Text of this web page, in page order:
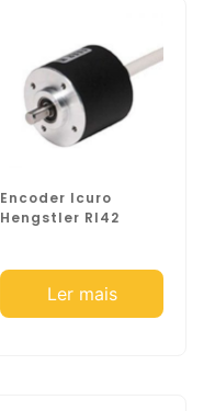
Encoder Icuro
Hengstler RI42
Ler mais